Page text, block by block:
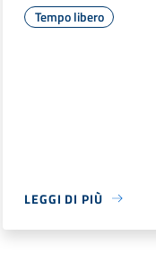
Tempo libero
LEGGI DI PIÙ